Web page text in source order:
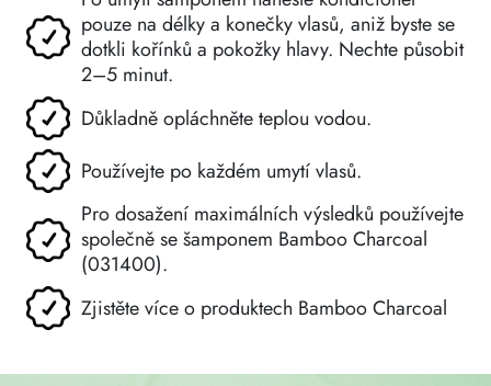
pouze na délky a konečky vlasů, aniž byste se
dotkli kořínků a pokožky hlavy. Nechte působit
2–5 minut.
Důkladně opláchněte teplou vodou.
Používejte po každém umytí vlasů.
Pro dosažení maximálních výsledků používejte
společně se šamponem Bamboo Charcoal
(031400).
Zjistěte více o produktech Bamboo Charcoal